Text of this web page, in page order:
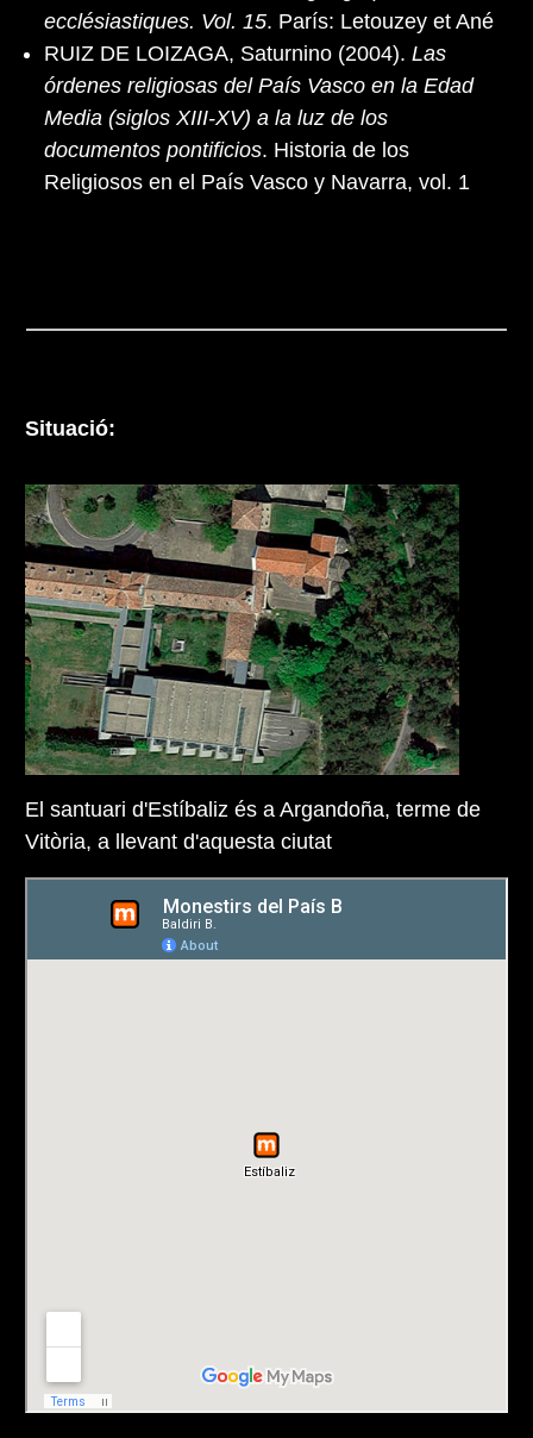
ecclésiastiques. Vol. 15. París: Letouzey et Ané
RUIZ DE LOIZAGA, Saturnino (2004). Las
órdenes religiosas del País Vasco en la Edad
Media (siglos XIII-XV) a la luz de los
documentos pontificios. Historia de los
Religiosos en el País Vasco y Navarra, vol. 1
Situació:
El santuari d'Estíbaliz és a Argandoña, terme de
Vitòria, a llevant d'aquesta ciutat